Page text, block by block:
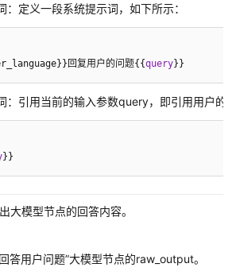
：定义一段系统提示词，如下所示：
}} 回复用户的问题{{query}}
：引用当前的输入参数query，即引用用户的
}}
大模型节点的回答内容。
答用户问题”大模型节点的raw_output。